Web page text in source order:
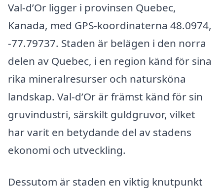
Val-d’Or ligger i provinsen Quebec,
Kanada, med GPS-koordinaterna 48.0974,
-77.79737. Staden är belägen i den norra
delen av Quebec, i en region känd för sina
rika mineralresurser och natursköna
landskap. Val-d’Or är främst känd för sin
gruvindustri, särskilt guldgruvor, vilket
har varit en betydande del av stadens
ekonomi och utveckling.
Dessutom är staden en viktig knutpunkt